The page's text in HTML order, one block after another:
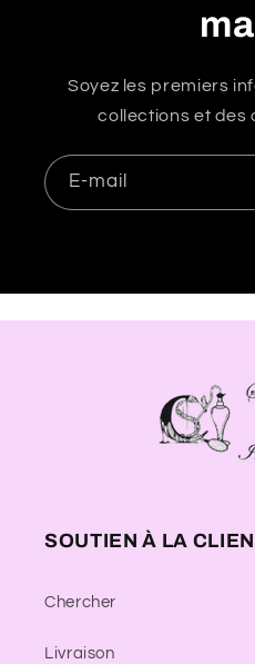
Soyez les premiers
collections et des
E-mail
SOUTIEN À LA
Chercher
Livraison